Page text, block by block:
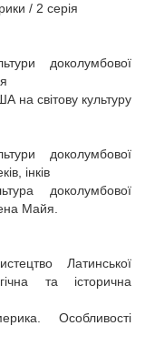
/ 2 серія
доколумбової
на світову культуру
доколумбової
інків
доколумбової
Майя.
Латинської
та історична
Особливості